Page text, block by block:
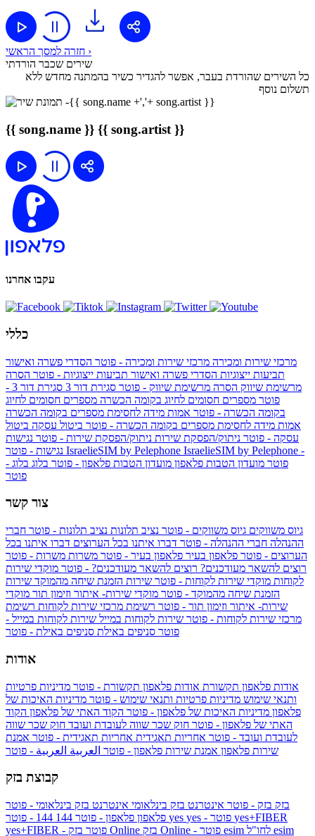
חזרה למסך הראשי ›
שירים שכבר הורדתי
כל השירים שהורדת בעבר, אפשר להגדיר כשיר בהמתנה מחדש ללא
תשלום נוסף
{{ song.name }} {{ song.artist }}
עקבו אחרנו
כללי
מרכזי שירות ומכירה מרכזי שירות ומכירה - פוטר הסדרי פשרה ואישור
תביעות ייצוגיות הסדרי פשרה ואישור תביעות ייצוגיות - פוטר הסרה
מרשימת שיווק הסרה מרשימת שיווק - פוטר סגירת דור 3
סגירת דור 3 -
פוטר מספרים חסומים לחיוג בקומה הכשרה מספרים חסומים לחיוג
בקומה הכשרה - פוטר אמות מידה לחסימת מספרים בקומה הכשרה
אמות מידה לחסימת מספרים בקומה הכשרה - פוטר ביטול עסקה ביטול
עסקה - פוטר ניתוק/הפסקת שירות ניתוק/הפסקת שירות - פוטר נגישות
IsraelieSIM by Pelephone IsraelieSIM by Pelephone -
פוטר מועדון הטבות פלאפון מועדון הטבות פלאפון - פוטר בלוג בלוג -
פוטר
צור קשר
גיוס משווקים גיוס משווקים - פוטר נציב תלונות נציב תלונות - פוטר חברי
ההנהלה חברי ההנהלה - פוטר דברו איתנו בכל הערוצים דברו איתנו בכל
הערוצים - פוטר פלאפון בעיר פלאפון בעיר - פוטר משרות משרות - פוטר
רוצים להשאר מעודכנים? רוצים להשאר מעודכנים? - פוטר מוקדי שירות
לקוחות מוקדי שירות לקוחות - פוטר שירות הזמנת שיחה מהמוקד שירות
הזמנת שיחה מהמוקד - פוטר מוקדי שירות- איתור וזימון תור מוקדי
שירות- איתור וזימון תור - פוטר רשימת מרכזי שירות לקוחות רשימת
מרכזי שירות לקוחות - פוטר שירות לקוחות במייל שירות לקוחות במייל -
פוטר סניפים באילת סניפים באילת - פוטר
אודות
אודות פלאפון תקשורת אודות פלאפון תקשורת - פוטר מדיניות פרטיות
ותנאי שימוש מדיניות פרטיות ותנאי שימוש - פוטר מדיניות האיכות של
פלאפון מדיניות האיכות של פלאפון - פוטר הקוד האתי של פלאפון הקוד
האתי של פלאפון - פוטר חוק שכר שווה לעובדת ועובד חוק שכר שווה
לעובדת ועובד - פוטר אחריות תאגידית אחריות תאגידית - פוטר אמנת
שירות פלאפון אמנת שירות פלאפון - פוטר العربية العربية - פוטר
קבוצת בזק
בזק בזק - פוטר אינטרנט בזק בינלאומי אינטרנט בזק בינלאומי - פוטר
פלאפון פלאפון - פוטר 144 yes
yes+FIBER
yes+FIBER - פוטר בזק Online esim